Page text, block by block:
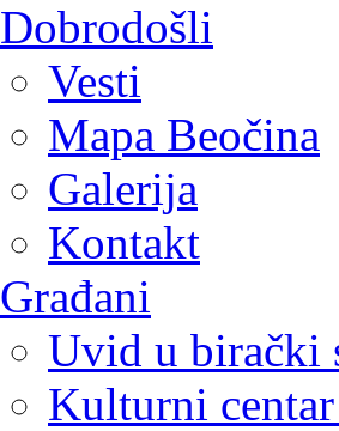
Dobrodošli
Vesti
Mapa Beočina
Galerija
Kontakt
Građani
Uvid u birački
Kulturni